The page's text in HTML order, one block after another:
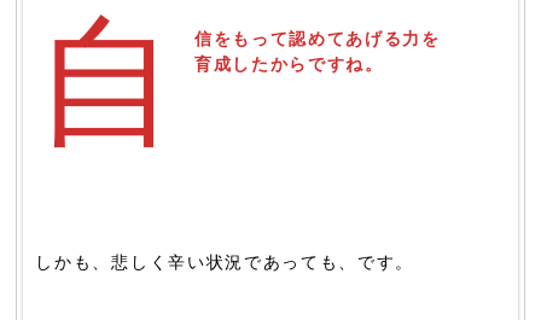
自
信をもって認めてあげる力を
育成したからですね。
しかも、悲しく辛い状況であっても、です。